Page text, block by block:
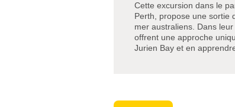
Cette excursion dans le
Perth, propose une sortie
mer australiens. Dans
offrent une approche
Jurien Bay et en